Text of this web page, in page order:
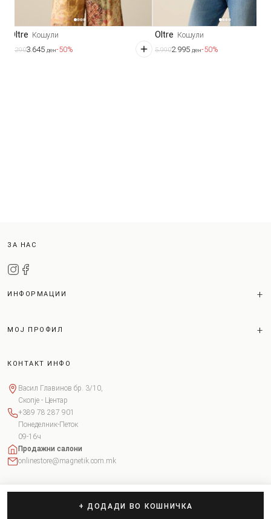
+ ДОДАДИ ВО КОШНИЧКА
Oltre Кошули
7.2903.645 ден-50%
Oltre Кошули
5.9902.995 ден-50%
ЗА НАС
ИНФОРМАЦИИ
МОЈ ПРОФИЛ
КОНТАКТ ИНФО
Васил Главинов бр. 3/10,
Скопје - Центар
+389 78 287 901
Понеделник-Петок
09-16ч
Продажни салони
onlinestore@magnetik.com.mk
Copyright © 2026 Magnetik. Сите права задржани. Поставки за колачиња